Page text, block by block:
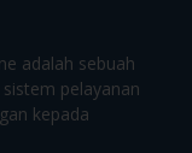
adalah sebuah
pelayanan
kepada